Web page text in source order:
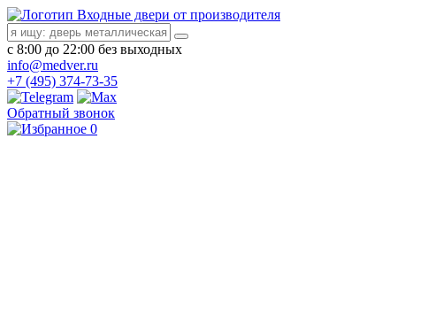
Входные двери от производителя
с 8:00 до 22:00 без выходных
info@medver.ru
+7 (495) 374-73-35
Обратный звонок
0